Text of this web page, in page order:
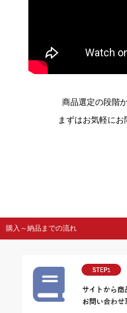
商品選定の段階
まずはお気軽にお
購入～納品までの流れ